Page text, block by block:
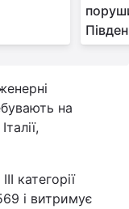
на
категорії
і витримує